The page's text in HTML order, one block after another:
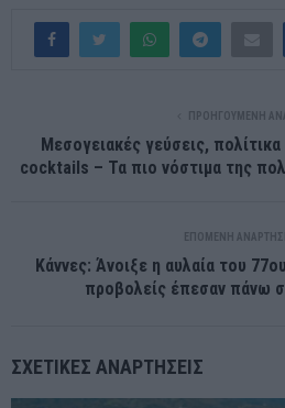
ΠΡΟΗΓΟΎΜΕΝΗ
Μεσογειακές γεύσεις,
cocktails – Τα πιο νόστιμα της
ΕΠΌΜΕΝΗ
Κάννες: Άνοιξε η αυλαία του
προβολείς έπεσαν πάνω
ΣΧΕΤΙΚΈΣ ΑΝΑΡΤΉΣΕΙΣ